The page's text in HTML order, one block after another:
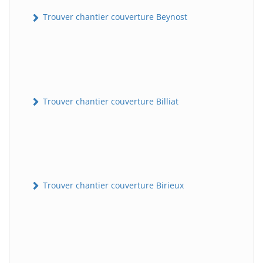
Trouver chantier couverture Beynost
Trouver chantier couverture Billiat
Trouver chantier couverture Birieux